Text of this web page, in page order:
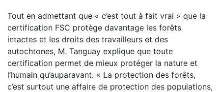
Tout en admettant que « c’est tout à fait vrai » que la
certification FSC protège davantage les forêts
intactes et les droits des travailleurs et des
autochtones, M. Tanguay explique que toute
certification permet de mieux protéger la nature et
l’humain qu’auparavant. « La protection des forêts,
c’est surtout une affaire de protection des populations,